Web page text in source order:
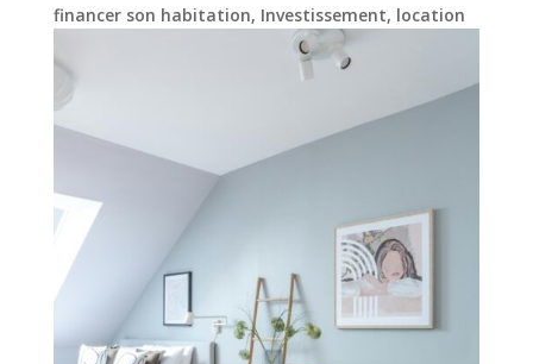
financer son habitation, Investissement, location